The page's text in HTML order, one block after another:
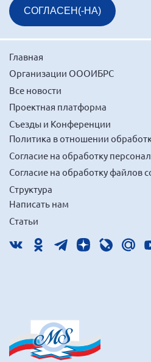
Ульяновская область
Челябинская область
Ярославская область
СОГЛАСЕН(-НА)
Главная
Организации ОООИБРС
Все новости
Проектная платформа
Съезды и Конференции
Политика в отношении
Согласие на обработку
Согласие на обработку файлов
Структура
Написать нам
Статьи